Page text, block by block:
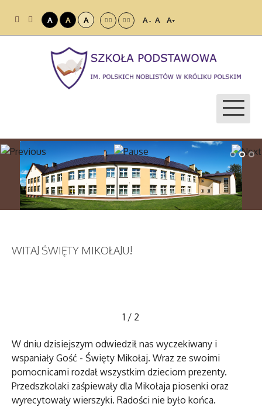
A A A A- A A+
WITAJ ŚWIĘTY MIKOŁAJU!
1 / 2
W dniu dzisiejszym odwiedził nas wyczekiwany i
wspaniały Gość - Święty Mikołaj. Wraz ze swoimi
pomocnicami rozdał wszystkim dzieciom prezenty.
Przedszkolaki zaśpiewały dla Mikołaja piosenki oraz
wyrecytowały wierszyki. Radości nie było końca.